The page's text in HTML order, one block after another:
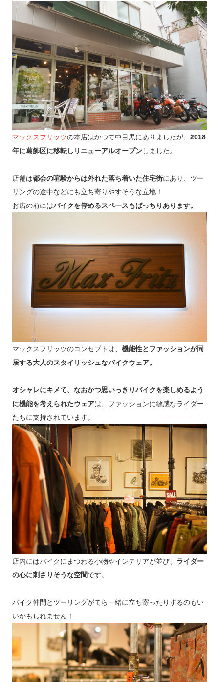
マックスフリッツの本店はかつて中目黒にありましたが、 2018
年に葛飾区に移転しリニューアルオープンしました。
店舗は都会の喧騒からは外れた落ち着いた住宅街にあり、ツー
リングの途中などにも立ち寄りやすそうな立地！
お店の前にはバイクを停めるスペースもばっちりあります。
マックスフリッツのコンセプトは、 機能性とファッションが同
居する大人のスタイリッシュなバイクウェア。
オシャレにキメて、なおかつ思いっきりバイクを楽しめるよう
に機能を考えられたウェアは、ファッションに敏感なライダー
たちに支持されています。
店内にはバイクにまつわる小物やインテリアが並び、 ライダー
の心に刺さりそうな空間です。
バイク仲間とツーリングがてら一緒に立ち寄ったりするのもい
いかもしれません！